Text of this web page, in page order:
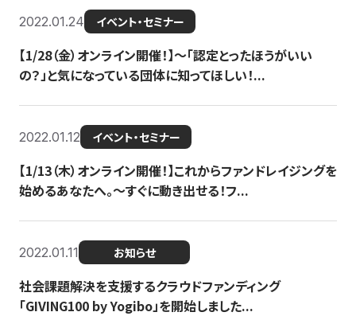
2022.01.24 イベント・セミナー
【1/28（金）オンライン開催！】〜「認定とったほうがいい
の？」と気になっている団体に知ってほしい！...
2022.01.12 イベント・セミナー
【1/13（木）オンライン開催！】これからファンドレイジングを
始めるあなたへ。〜すぐに動き出せる！フ...
2022.01.11 お知らせ
社会課題解決を支援するクラウドファンディング
「GIVING100 by Yogibo」を開始しました...